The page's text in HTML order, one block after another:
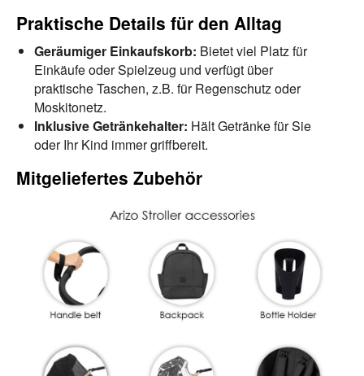
Praktische Details für den Alltag
Geräumiger Einkaufskorb: Bietet viel Platz für
Einkäufe oder Spielzeug und verfügt über
praktische Taschen, z.B. für Regenschutz oder
Moskitonetz.
Inklusive Getränkehalter: Hält Getränke für Sie
oder Ihr Kind immer griffbereit.
Mitgeliefertes Zubehör